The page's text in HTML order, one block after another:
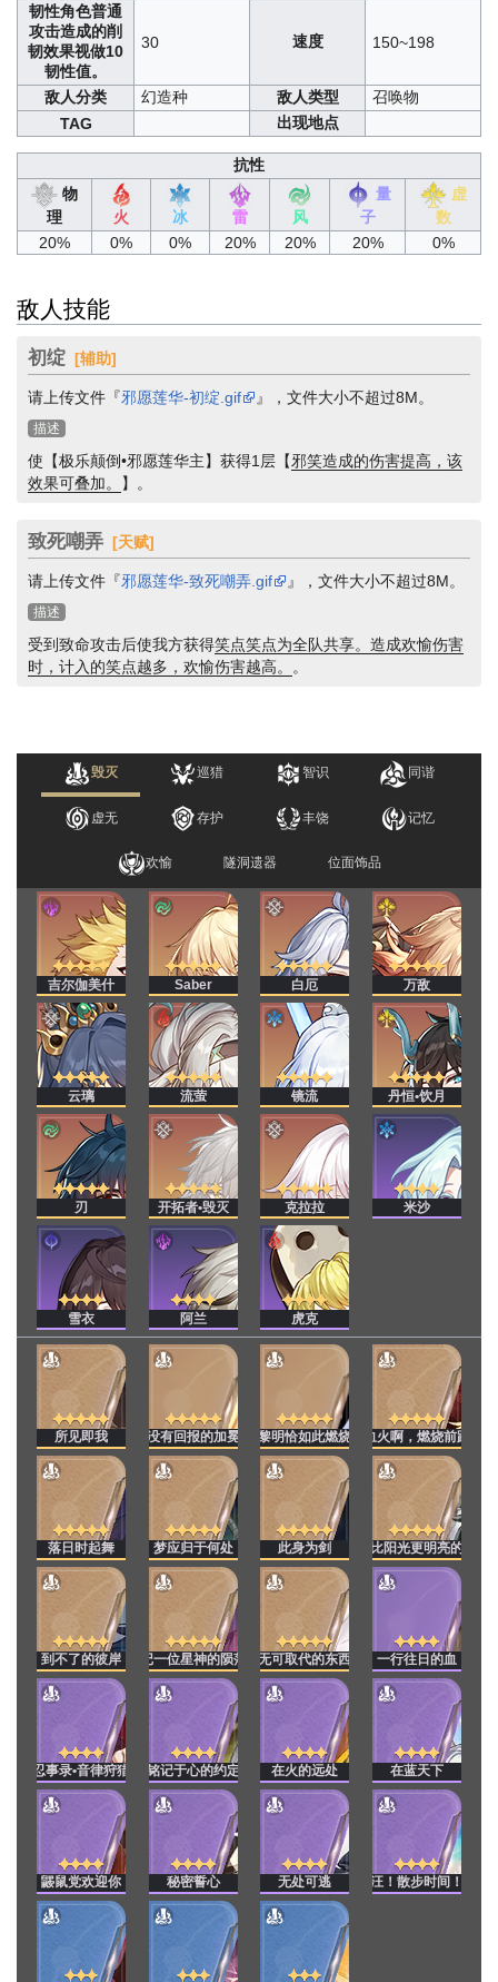
韧性角色普通
攻击造成的削
韧效果视做10
韧性值。
30 速度 150~198
敌人分类 幻造种 敌人类型
召唤物
TAG
出现地点
抗性
物
理
火 冰 雷 风
量
子
虚
数
20%
0% 0% 20% 20% 20% 0%
敌人技能
初绽 [辅助]
请上传文件『邪愿莲华-初绽.gif 』，文件大小不超过8M。
描述
使【极乐颠倒•邪愿莲华主】获得1层【邪笑造成的伤害提高，该
效果可叠加。
】。
致死嘲弄 [天赋]
请上传文件『邪愿莲华-致死嘲弄.gif 』，文件大小不超过8M。
描述
受到致命攻击后使我方获得笑点笑点为全队共享。造成欢愉伤害
时，计入的笑点越多，欢愉伤害越高。
。
毁灭 巡猎 智识 同谐
虚无 存护 丰饶 记忆
欢愉 隧洞遗器 位面饰品
吉尔伽美什 Saber 白厄 万敌
云璃 流萤 镜流 丹恒•饮月
刃 开拓者•毁灭 克拉拉 米沙
雪衣 阿兰 虎克
所见即我 没有回报的加冕 黎明恰如此燃烧 血火啊，燃烧前路
落日时起舞 梦应归于何处 此身为剑 比阳光更明亮的
到不了的彼岸 记一位星神的陨落 无可取代的东西 一行往日的血
忍事录•音律狩猎 铭记于心的约定 在火的远处 在蓝天下
鼹鼠党欢迎你 秘密誓心 无处可逃 汪！散步时间！